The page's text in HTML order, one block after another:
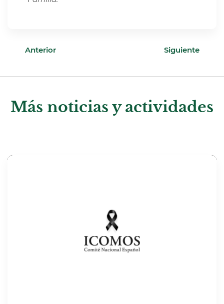
Anterior Siguiente
Más noticias y actividades